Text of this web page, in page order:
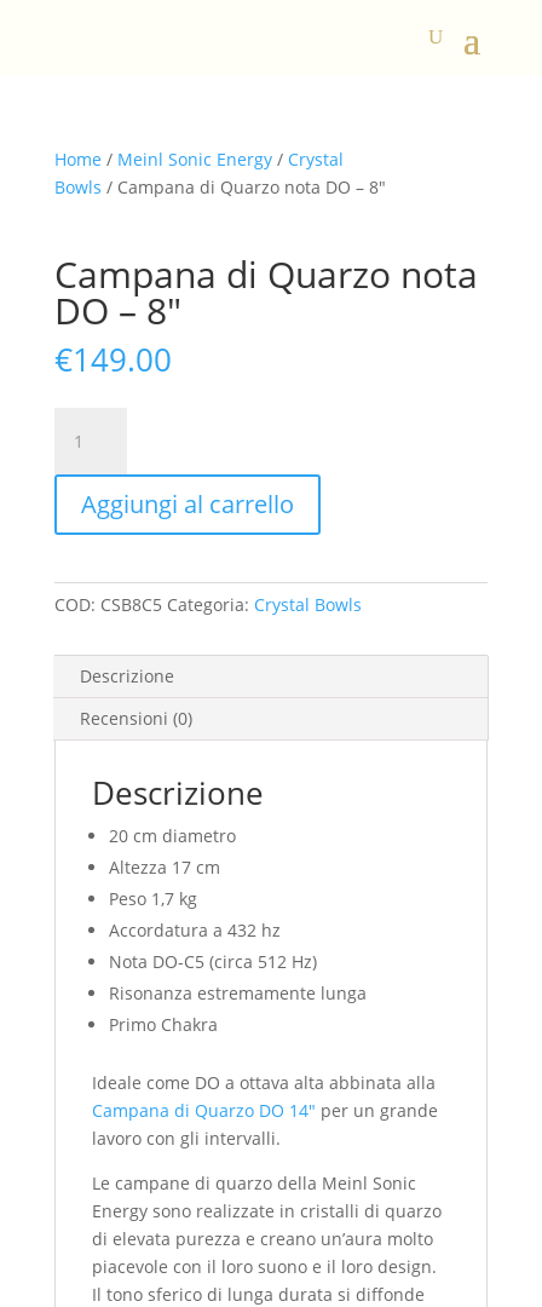
Home / Meinl Sonic Energy/ Crystal
Bowls / Campana di Quarzo nota DO – 8″
Campana di Quarzo nota
DO – 8″
€149.00
Quarzo
nota
DO
8"
quantità
Aggiungi al carrello
COD: CSB8C5 Categoria: Crystal Bowls
Descrizione
Recensioni (0)
Descrizione
20 cm diametro
Altezza 17 cm
Peso 1,7 kg
Accordatura a 432 hz
Nota DO-C5 (circa 512 Hz)
Risonanza estremamente lunga
Primo Chakra
Ideale come DO a ottava alta abbinata alla
Campana di Quarzo DO 14″ per un grande
lavoro con gli intervalli.
Le campane di quarzo della Meinl Sonic
Energy sono realizzate in cristalli di quarzo
di elevata purezza e creano un’aura molto
piacevole con il loro suono e il loro design.
Il tono sferico di lunga durata si diffonde